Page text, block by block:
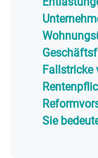
Fallstricke
Sie